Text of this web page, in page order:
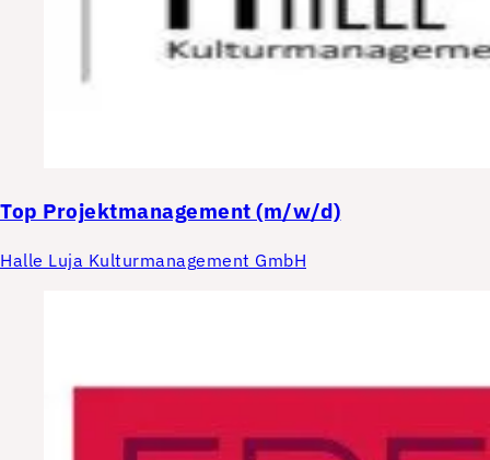
Top Projektmanagement (m/w/d)
Halle Luja Kulturmanagement GmbH